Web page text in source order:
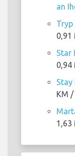
an
0,91
Star
0,94
KM /
1,63